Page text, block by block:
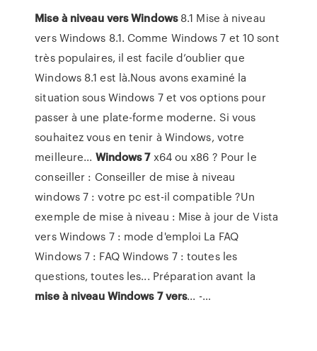
Mise à niveau versWindows8.1 Mise à niveau
vers Windows 8.1. Comme Windows 7 et 10 sont
très populaires, il est facile d’oublier que
Windows 8.1 est là.Nous avons examiné la
situation sous Windows 7 et vos options pour
passer à une plate-forme moderne. Si vous
souhaitez vous en tenir à Windows, votre
meilleure... Windows7x64 ou x86 ? Pour le
conseiller : Conseiller de mise à niveau
windows 7 : votre pc est-il compatible ?Un
exemple de mise à niveau : Mise à jour de Vista
vers Windows 7 : mode d'emploi La FAQ
Windows 7 : FAQ Windows 7 : toutes les
questions, toutes les... Préparation avant la
mise à niveau Windows 7 vers... -…